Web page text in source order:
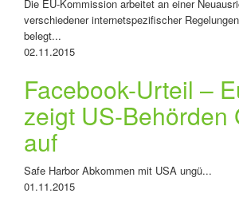
Die EU-Kommission arbeitet an einer
verschiedener internetspezifischer
belegt...
02.11.2015
Facebook-Urteil –
zeigt US-Behörden
auf
Safe Harbor Abkommen mit USA ungü...
01.11.2015